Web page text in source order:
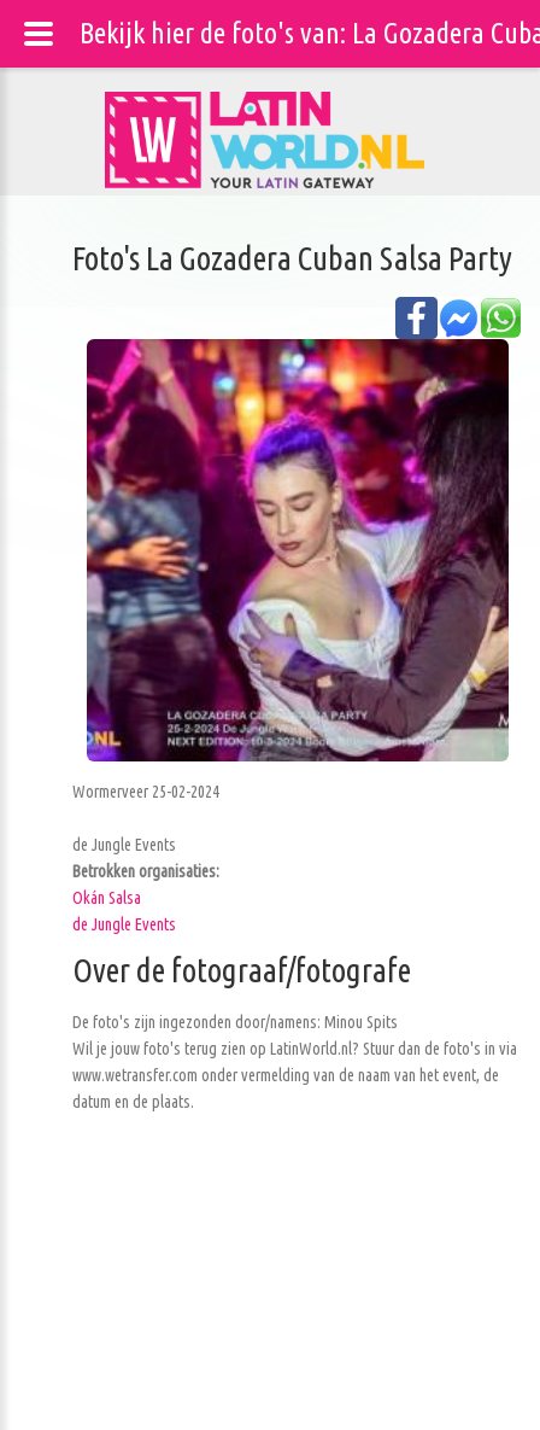
Foto's La Gozadera Cuban Salsa Party
Wormerveer 25-02-2024
de Jungle Events
Betrokken organisaties:
Okán Salsa
de Jungle Events
Over de fotograaf/fotografe
De foto's zijn ingezonden door/namens: Minou Spits
Wil je jouw foto's terug zien op LatinWorld.nl? Stuur dan de foto's in via
www.wetransfer.com onder vermelding van de naam van het event, de
datum en de plaats.
Bekijk hier de foto's van: La Gozadera